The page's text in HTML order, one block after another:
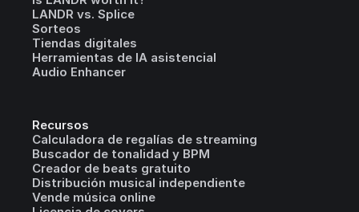
LANDR vs. Splice
Sorteos
Tiendas digitales
Herramientas de IA asistencial
Audio Enhancer
Recursos
Calculadora de regalías de streaming
Buscador de tonalidad y BPM
Creador de beats gratuito
Distribución musical independiente
Vende música online